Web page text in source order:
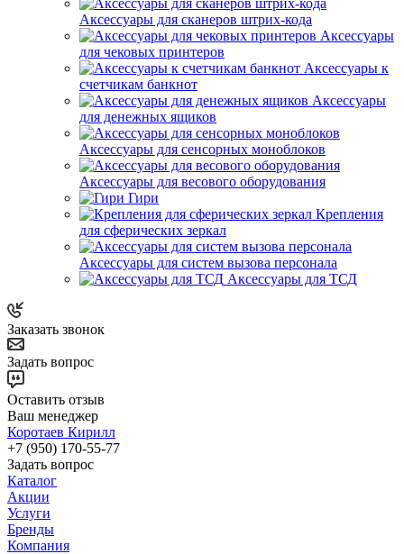
Аксессуары для сканеров штрих-кода
Аксессуары
для чековых принтеров
Аксессуары к
счетчикам банкнот
Аксессуары
для денежных ящиков
Аксессуары для сенсорных моноблоков
Аксессуары для весового оборудования
Гири
Крепления
для сферических зеркал
Аксессуары для систем вызова персонала
Аксессуары для ТСД
Заказать звонок
Задать вопрос
Оставить отзыв
Ваш менеджер
Коротаев Кирилл
+7 (950) 170-55-77
Задать вопрос
Каталог
Акции
Услуги
Бренды
Компания